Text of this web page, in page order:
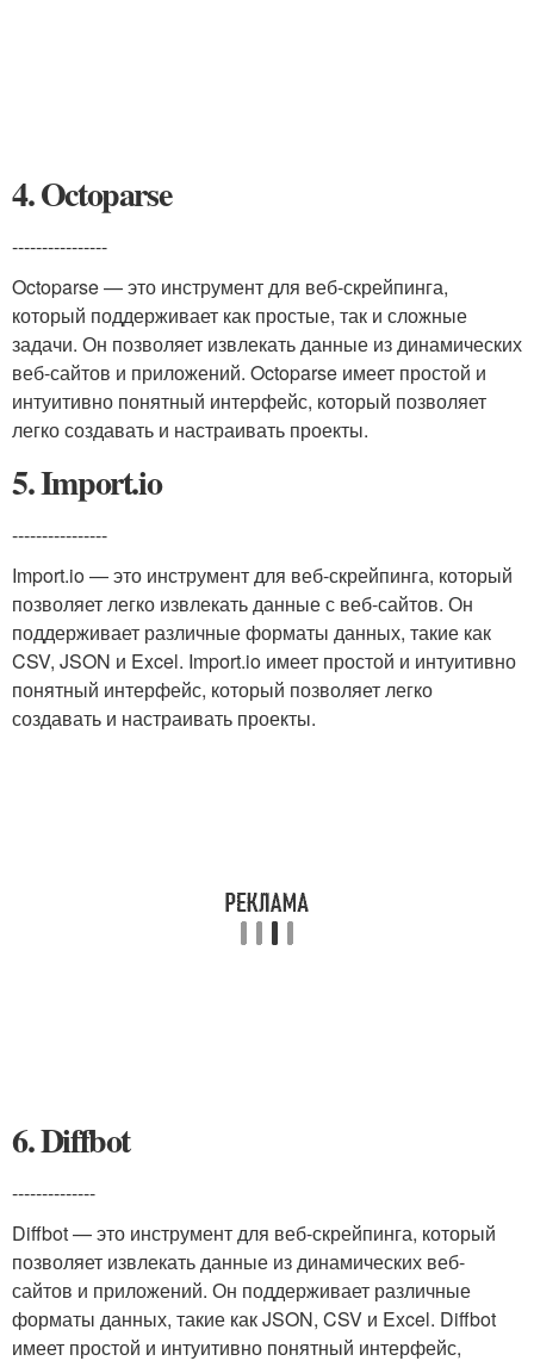
4. Octoparse
----------------
Octoparse — это инструмент для веб-скрейпинга,
который поддерживает как простые, так и сложные
задачи. Он позволяет извлекать данные из динамических
веб-сайтов и приложений. Octoparse имеет простой и
интуитивно понятный интерфейс, который позволяет
легко создавать и настраивать проекты.
5. Import.io
----------------
Import.io — это инструмент для веб-скрейпинга, который
позволяет легко извлекать данные с веб-сайтов. Он
поддерживает различные форматы данных, такие как
CSV, JSON и Excel. Import.io имеет простой и интуитивно
понятный интерфейс, который позволяет легко
создавать и настраивать проекты.
6. Diffbot
--------------
Diffbot — это инструмент для веб-скрейпинга, который
позволяет извлекать данные из динамических веб-
сайтов и приложений. Он поддерживает различные
форматы данных, такие как JSON, CSV и Excel. Diffbot
имеет простой и интуитивно понятный интерфейс,